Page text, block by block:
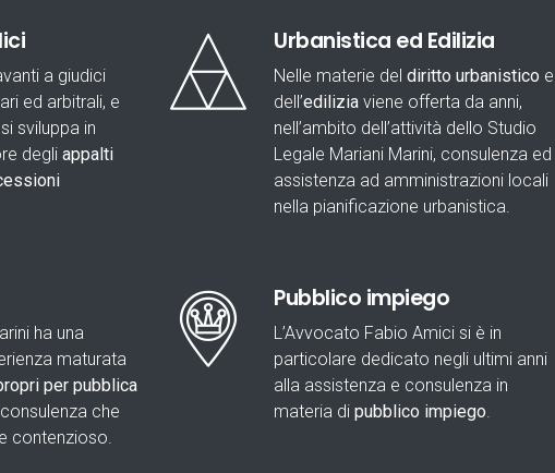
a giudici
ed arbitrali, e
sviluppa in
degli appalti
ha una
maturata
per pubblica
che
contenzioso.
Urbanistica ed Edilizia
Nelle materie del diritto urbanistico e
dell’edilizia viene offerta da anni,
nell’ambito dell’attività dello Studio
Legale Mariani Marini, consulenza ed
assistenza ad amministrazioni locali
nella pianificazione urbanistica.
Pubblico impiego
L’Avvocato Fabio Amici si è in
particolare dedicato negli ultimi anni
alla assistenza e consulenza in
materia di pubblico impiego